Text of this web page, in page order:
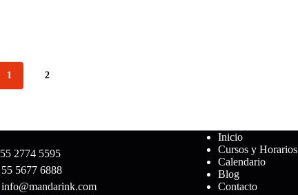
1 2
55 2774 5595
55 5677 6888
info@mandarink.com
Inicio
Cursos y Horarios
Calendario
Blog
Contacto